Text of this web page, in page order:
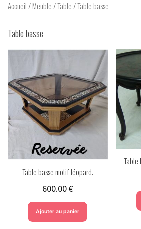
Accueil/Meuble/Table/ Table basse
Table basse
Table basse motif léopard.
600.00€
Ajouter au panier
Table